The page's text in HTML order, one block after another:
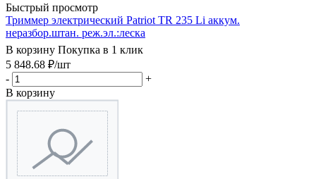
Быстрый просмотр
Триммер электрический Patriot TR 235 Li аккум.
неразбор.штан. реж.эл.:леска
В корзину Покупка в 1 клик
5 848.68 ₽/шт
-
+
В корзину